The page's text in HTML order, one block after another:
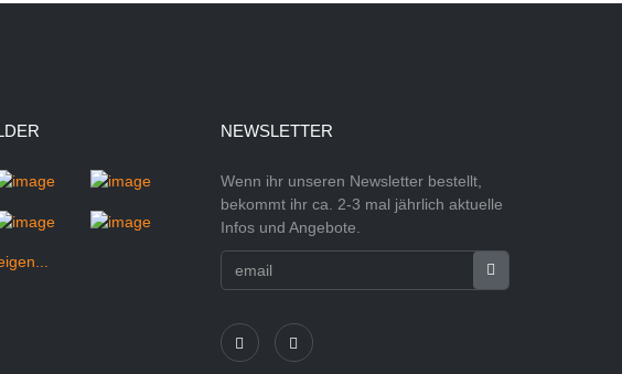
NEWSLETTER
Wenn ihr unseren Newsletter bestellt,
bekommt ihr ca. 2-3 mal jährlich aktuelle
Infos und Angebote.